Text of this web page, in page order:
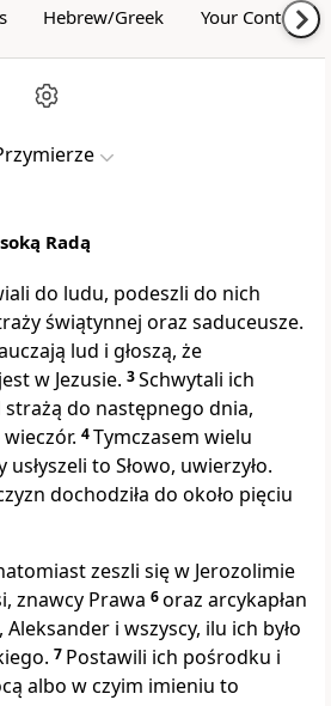
Hebrew/Greek Your Content
Radą
do ludu, podeszli do nich
świątynnej oraz saduceusze.
lud i głoszą, że
w Jezusie. 3Schwytali ich
do następnego dnia,
4Tymczasem wielu
to Słowo, uwierzyło.
dochodziła do około pięciu
zeszli się w Jerozolimie
znawcy Prawa 6oraz arcykapłan
Aleksander i wszyscy, ilu ich było
7 Postawili ich pośrodku i
albo w czyim imieniu to